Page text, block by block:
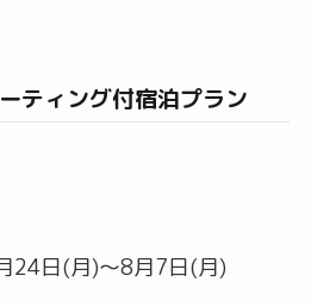
ティング付宿泊プラン
24日(月)～8月7日(月)